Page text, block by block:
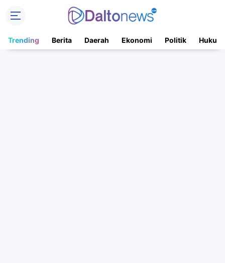
Trending Berita Daerah Ekonomi Politik Hukum